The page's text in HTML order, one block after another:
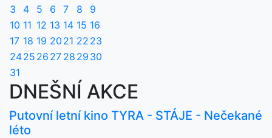
3
4 5 6 7 8
9
10 11 12 13 14 15 16
17 18 19 20 21 22 23
2425 26 27 28 29 30
31
DNEŠNÍ AKCE
Putovní letní kino TYRA - STÁJE - Nečekané
léto